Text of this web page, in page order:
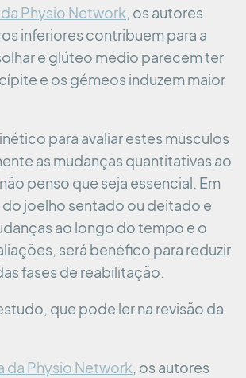
Physio Network, os autores
inferiores contribuem para a
e glúteo médio parecem ter
e os gémeos induzem maior
para avaliar estes músculos
as mudanças quantitativas ao
penso que seja essencial. Em
do joelho sentado ou deitado e
ao longo do tempo e o
será benéfico para reduzir
fases de reabilitação.
que pode ler na revisão da
da Physio Network, os autores